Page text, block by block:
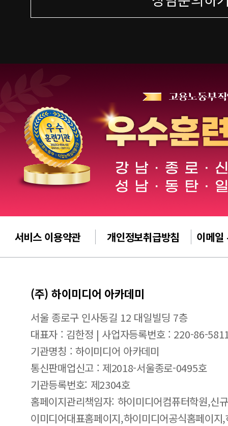
서비스 이용약관 개인정보취급방침 이메일
(주) 하이미디어 아카데미
서울 종로구 인사동길 12 대일빌딩 7층
대표자 : 김한정 | 사업자등록번호 : 220-86-
기관명칭 : 하이미디어 아카데미
통신판매업신고 : 제2018-서울종로-0495호
기관등록번호: 제2304호
홈페이지관리책임자: 하이미디어컴퓨터학원,신
이미디어대표홈페이지,하이미디어공식홈페이